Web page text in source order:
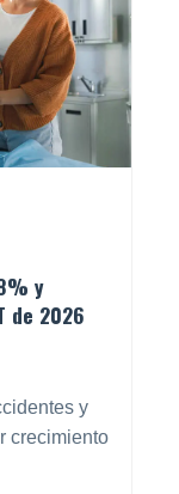
y
de 2026
y
crecimiento